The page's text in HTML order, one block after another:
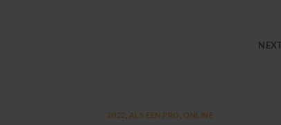
2022 ALS EEN PRO ,ONLINE